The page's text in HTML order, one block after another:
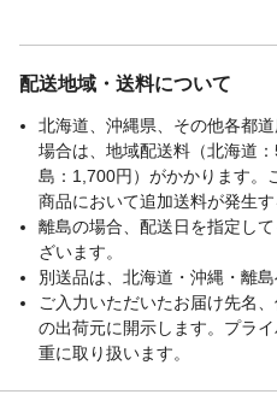
配送地域・送料について
北海道、沖縄県、その他各都
場合は、地域配送料（北海道
島：1,700円）がかかります。
商品において追加送料が発生す
離島の場合、配送日を指定し
ざいます。
別送品は、北海道・沖縄・離
ご入力いただいたお届け先名
の出荷元に開示します。プラ
重に取り扱います。